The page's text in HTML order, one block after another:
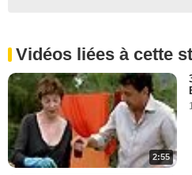
Vidéos liées à cette
2:55